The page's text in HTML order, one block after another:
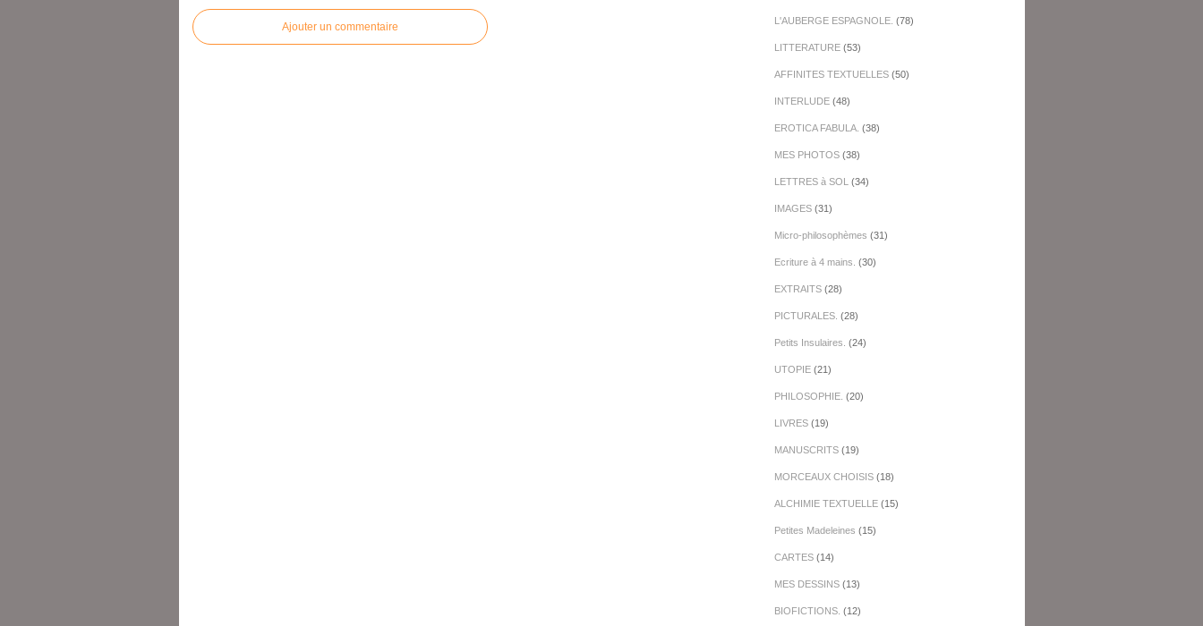
Ajouter un commentaire
L'AUBERGE ESPAGNOLE. (78)
LITTERATURE(53)
AFFINITES TEXTUELLES(50)
INTERLUDE(48)
EROTICA FABULA. (38)
MES PHOTOS(38)
LETTRES à SOL (34)
IMAGES(31)
Micro-philosophèmes (31)
Ecriture à 4 mains. (30)
EXTRAITS(28)
PICTURALES. (28)
Petits Insulaires. (24)
UTOPIE(21)
PHILOSOPHIE. (20)
LIVRES(19)
MANUSCRITS(19)
MORCEAUX CHOISIS(18)
ALCHIMIE TEXTUELLE(15)
Petites Madeleines (15)
CARTES(14)
MES DESSINS(13)
BIOFICTIONS. (12)